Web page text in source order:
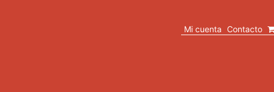
Mi cuenta Contacto